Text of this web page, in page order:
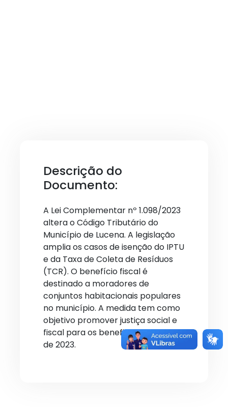
Descrição do
Documento:
A Lei Complementar nº 1.098/2023
altera o Código Tributário do
Município de Lucena. A legislação
amplia os casos de isenção do IPTU
e da Taxa de Coleta de Resíduos
(TCR). O benefício fiscal é
destinado a moradores de
conjuntos habitacionais populares
no município. A medida tem como
objetivo promover justiça social e
fiscal para os beneficiados a partir
de 2023.